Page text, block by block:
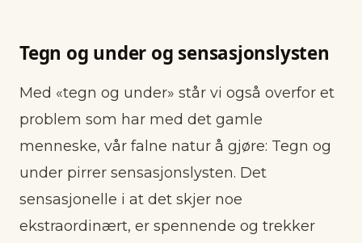
Tegn og under og sensasjonslysten
Med «tegn og under» står vi også overfor et
problem som har med det gamle
menneske, vår falne natur å gjøre: Tegn og
under pirrer sensasjonslysten. Det
sensasjonelle i at det skjer noe
ekstraordinært, er spennende og trekker